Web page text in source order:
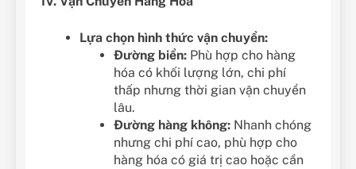
Lựa chọn hình thức vận chuyển:
Đường biển: Phù hợp cho hàng
hóa có khối lượng lớn, chi phí
thấp nhưng thời gian vận chuyển
lâu.
Đường hàng không: Nhanh chóng
nhưng chi phí cao, phù hợp cho
hàng hóa có giá trị cao hoặc cần